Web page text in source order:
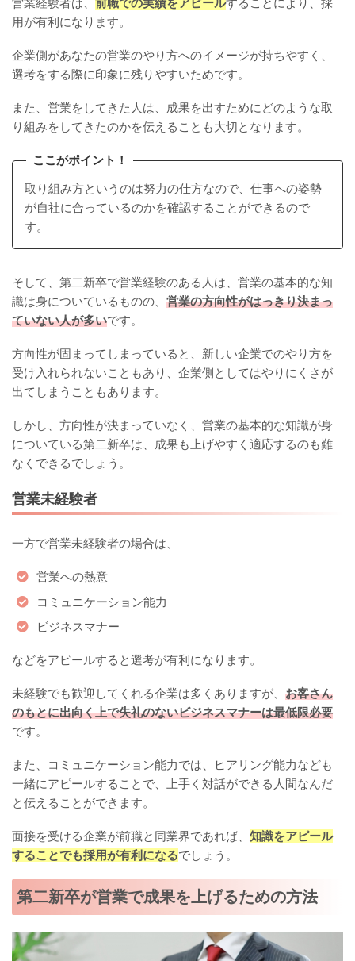
営業経験者は、 前職での実績をアピールすることにより、採
用が有利になります。
企業側があなたの営業のやり方へのイメージが持ちやすく、
選考をする際に印象に残りやすいためです。
また、営業をしてきた人は、成果を出すためにどのような取
り組みをしてきたのかを伝えることも大切となります。
ここがポイント！
取り組み方というのは努力の仕方なので、仕事への姿勢
が自社に合っているのかを確認することができるので
す。
そして、第二新卒で営業経験のある人は、営業の基本的な知
識は身についているものの、 営業の方向性がはっきり決まっ
ていない人が多いです。
方向性が固まってしまっていると、新しい企業でのやり方を
受け入れられないこともあり、企業側としてはやりにくさが
出てしまうこともあります。
しかし、方向性が決まっていなく、営業の基本的な知識が身
についている第二新卒は、成果も上げやすく適応するのも難
なくできるでしょう。
営業未経験者
一方で営業未経験者の場合は、
営業への熱意
コミュニケーション能力
ビジネスマナー
などをアピールすると選考が有利になります。
未経験でも歓迎してくれる企業は多くありますが、 お客さん
のもとに出向く上で失礼のないビジネスマナーは最低限必要
です。
また、コミュニケーション能力では、ヒアリング能力なども
一緒にアピールすることで、上手く対話ができる人間なんだ
と伝えることができます。
面接を受ける企業が前職と同業界であれば、 知識をアピール
することでも採用が有利になるでしょう。
第二新卒が営業で成果を上げるための方法